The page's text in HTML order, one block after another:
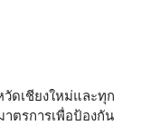
ดเชียงใหม่และทุก
ตรการเพื่อป้องกัน